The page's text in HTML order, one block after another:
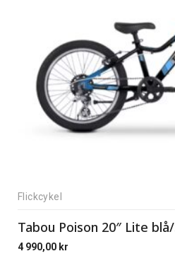
Flickcykel
Tabou Poison 20″ Lite
4 990,00 kr